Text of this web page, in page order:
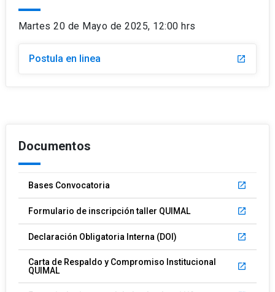
Martes 20 de Mayo de 2025, 12:00 hrs
Postula en linea launch
Documentos
Bases Convocatoria launch
Formulario de inscripción taller QUIMAL launch
Declaración Obligatoria Interna (DOI) launch
Carta de Respaldo y Compromiso Institucional
QUIMAL
launch